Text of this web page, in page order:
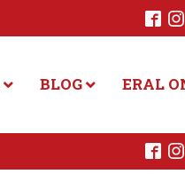
BLOG ERAL